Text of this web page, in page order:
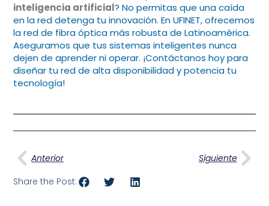
inteligencia artificial? No permitas que una caída
en la red detenga tu innovación. En UFINET, ofrecemos
la red de fibra óptica más robusta de Latinoamérica.
Aseguramos que tus sistemas inteligentes nunca
dejen de aprender ni operar. ¡Contáctanos hoy para
diseñar tu red de alta disponibilidad y potencia tu
tecnología!
Ant
Anterior Siguiente
Share the Post: